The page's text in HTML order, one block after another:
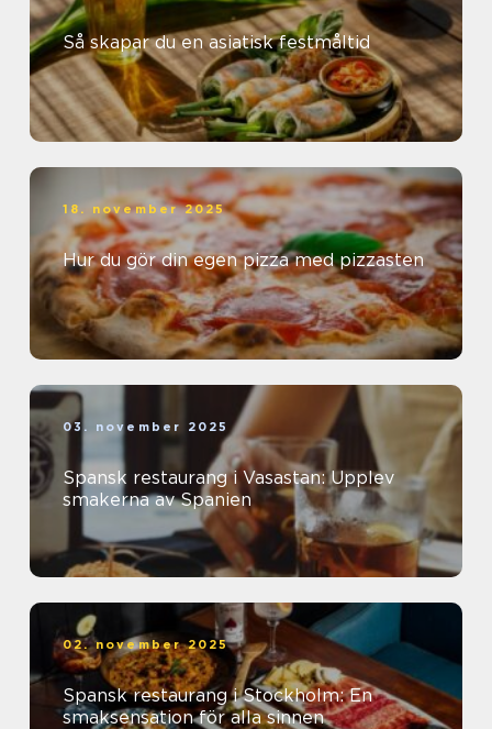
Så skapar du en asiatisk festmåltid
18. november 2025
Hur du gör din egen pizza med pizzasten
03. november 2025
Spansk restaurang i Vasastan: Upplev
smakerna av Spanien
02. november 2025
Spansk restaurang i Stockholm: En
smaksensation för alla sinnen